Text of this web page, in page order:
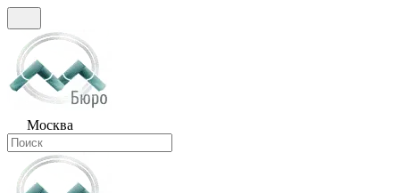
Москва